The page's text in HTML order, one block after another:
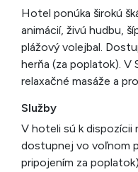
Hotel ponúka širokú
animácií, živú hudbu,
plážový volejbal.
herňa (za poplatok). V
relaxačné masáže a
Služby
V hoteli sú k dispozícii
dostupnej vo voľnom
pripojením za